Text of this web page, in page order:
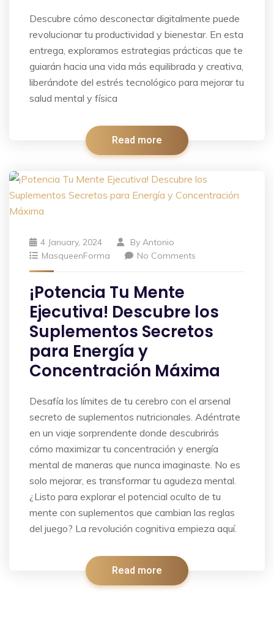
Descubre cómo desconectar digitalmente puede
revolucionar tu productividad y bienestar. En esta
entrega, exploramos estrategias prácticas que te
guiarán hacia una vida más equilibrada y creativa,
liberándote del estrés tecnológico para mejorar tu
salud mental y física
Read more
4 January, 2024 By Antonio
MasqueenForma
No Comments
¡Potencia Tu Mente
Ejecutiva! Descubre los
Suplementos Secretos
para Energía y
Concentración Máxima
Desafía los límites de tu cerebro con el arsenal
secreto de suplementos nutricionales. Adéntrate
en un viaje sorprendente donde descubrirás
cómo maximizar tu concentración y energía
mental de maneras que nunca imaginaste. No es
solo mejorar, es transformar tu agudeza mental.
¿Listo para explorar el potencial oculto de tu
mente con suplementos que cambian las reglas
del juego? La revolución cognitiva empieza aquí.
Read more